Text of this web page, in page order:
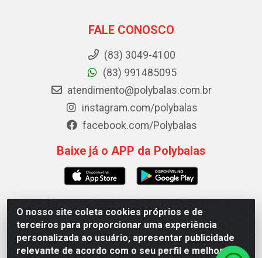
O nosso site coleta cookies próprios e de
terceiros para proporcionar uma experiência
personalizada ao usuário, apresentar publicidade
relevante de acordo com o seu perfil e melhorar a
FALE CONOSCO
(83) 3049-4100
(83) 991485095
atendimento@polybalas.com.br
instagram.com/polybalas
facebook.com/Polybalas
Baixe já o APP da Polybalas
Polybalas - Rua João Miguel de Souza, 173 Galpão B -
Ernesto Geisel, João Pessoa/PB - CEP 58.075-075 - CNPJ
00.909.327/0002-61